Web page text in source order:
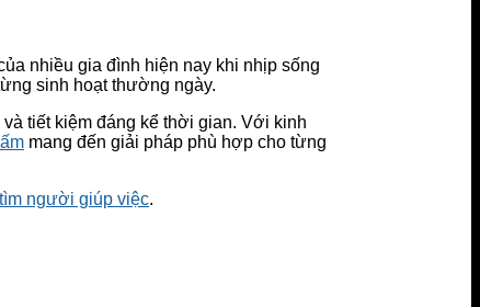
nhiều gia đình hiện nay khi nhịp sống
sinh hoạt thường ngày.
tiết kiệm đáng kể thời gian. Với kinh
mang đến giải pháp phù hợp cho từng
tìm người giúp việc.